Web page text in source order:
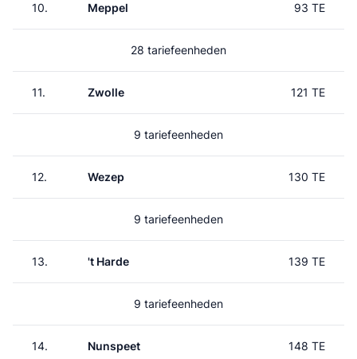
10. Meppel 93 TE
28 tariefeenheden
11. Zwolle 121 TE
9 tariefeenheden
12. Wezep 130 TE
9 tariefeenheden
13. 't Harde 139 TE
9 tariefeenheden
14. Nunspeet 148 TE